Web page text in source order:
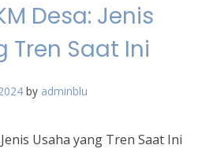
Desa: Jenis
Tren Saat Ini
by adminblu
Usaha yang Tren Saat Ini